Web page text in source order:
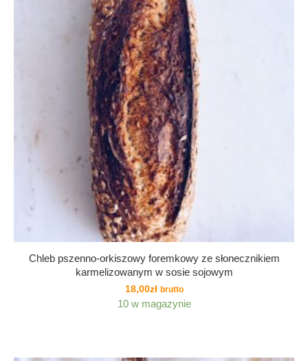
Chleb pszenno-orkiszowy foremkowy ze słonecznikiem
karmelizowanym w sosie sojowym
18,00zł brutto
10 w magazynie